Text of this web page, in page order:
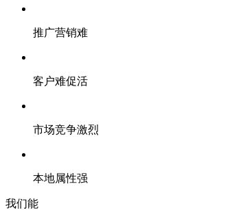
推广营销难
客户难促活
市场竞争激烈
本地属性强
我们能